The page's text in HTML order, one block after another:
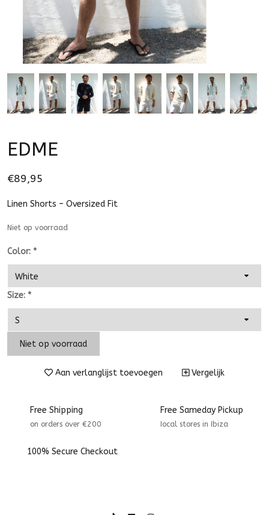
EDME
€89,95
Linen Shorts – Oversized Fit
Niet op voorraad
Color: *
Size: *
Niet op voorraad
Aan verlanglijst toevoegen Vergelijk
Free Shipping
on orders over €200
Free Sameday Pickup
Iocal stores in Ibiza
100% Secure Checkout